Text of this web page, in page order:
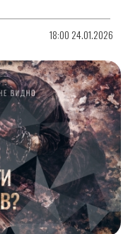
18:00 24.01.2026